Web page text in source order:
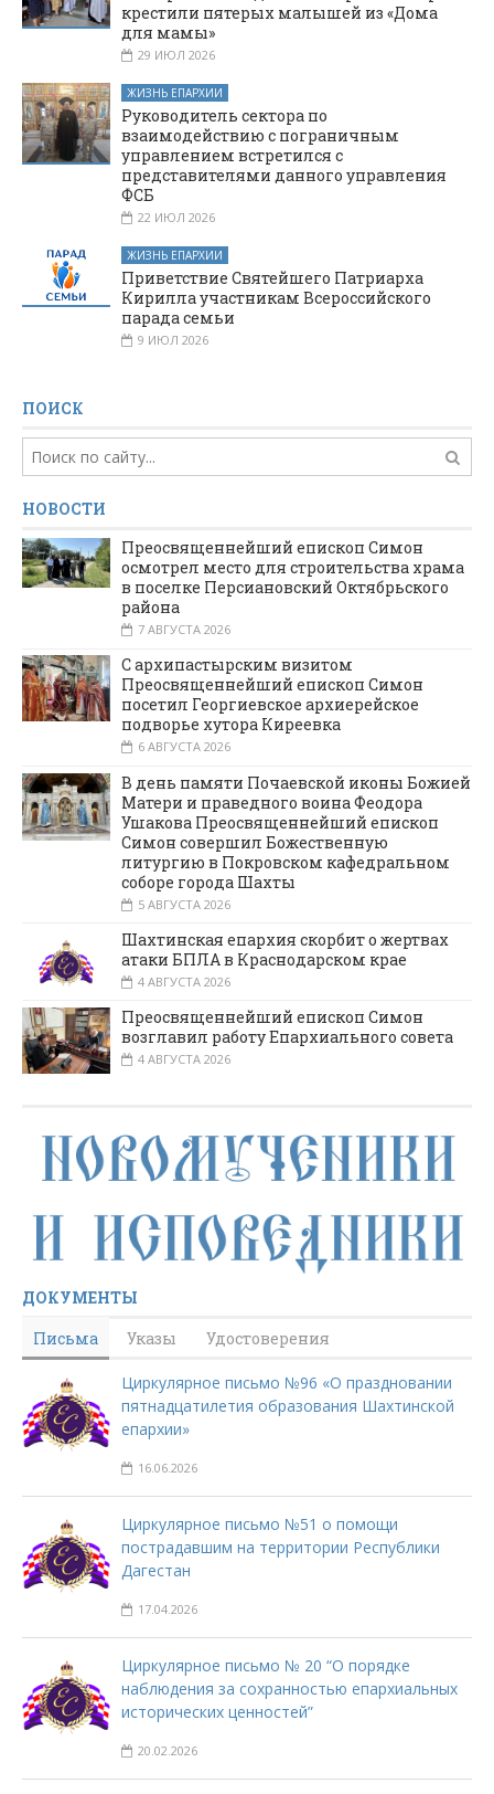
крестили пятерых малышей из «Дома
для мамы»
29 ИЮЛ 2026
ЖИЗНЬ ЕПАРХИИ
Руководитель сектора по
взаимодействию с пограничным
управлением встретился с
представителями данного управления
ФСБ
22 ИЮЛ 2026
ЖИЗНЬ ЕПАРХИИ
Приветствие Святейшего Патриарха
Кирилла участникам Всероссийского
парада семьи
9 ИЮЛ 2026
ПОИСК
НОВОСТИ
Преосвященнейший епископ Симон
осмотрел место для строительства храма
в поселке Персиановский Октябрьского
района
7 АВГУСТА 2026
С архипастырским визитом
Преосвященнейший епископ Симон
посетил Георгиевское архиерейское
подворье хутора Киреевка
6 АВГУСТА 2026
В день памяти Почаевской иконы Божией
Матери и праведного воина Феодора
Ушакова Преосвященнейший епископ
Симон совершил Божественную
литургию в Покровском кафедральном
соборе города Шахты
5 АВГУСТА 2026
Шахтинская епархия скорбит о жертвах
атаки БПЛА в Краснодарском крае
4 АВГУСТА 2026
Преосвященнейший епископ Симон
возглавил работу Епархиального совета
4 АВГУСТА 2026
ДОКУМЕНТЫ
Письма
Указы Удостоверения
Циркулярное письмо №96 «О праздновании
пятнадцатилетия образования Шахтинской
епархии»
16.06.2026
Циркулярное письмо №51 о помощи
пострадавшим на территории Республики
Дагестан
17.04.2026
Циркулярное письмо № 20 “О порядке
наблюдения за сохранностью епархиальных
исторических ценностей”
20.02.2026